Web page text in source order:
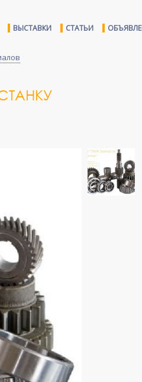
ВЫСТАВКИ СТАТЬИ